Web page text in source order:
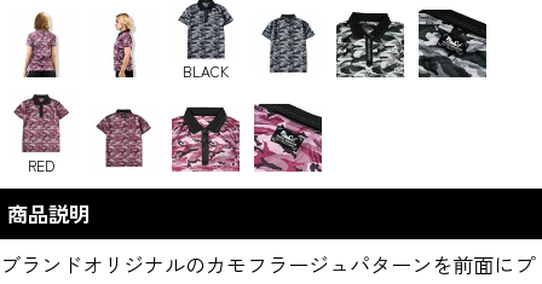
BLACK
RED
商品説明
ブランドオリジナルのカモフラージュパターンを前面にプ